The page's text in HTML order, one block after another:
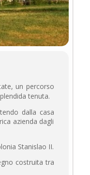
un percorso
tenuta.
dalla casa
azienda dagli
Stanislao II.
costruita tra